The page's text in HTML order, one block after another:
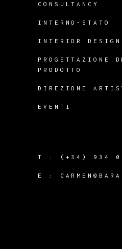
CONSULTANCY
INTERNO-STATO
INTERIOR DESIGN
PROGETTAZIONE
PRODOTTO
DIREZIONE
EVENTI
T : (+34) 934
E :